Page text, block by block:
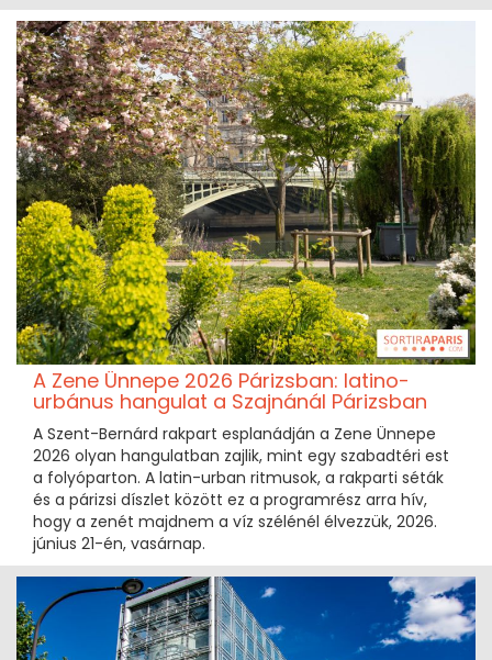
A Zene Ünnepe 2026 Párizsban: latino-
urbánus hangulat a Szajnánál Párizsban
A Szent-Bernárd rakpart esplanádján a Zene Ünnepe
2026 olyan hangulatban zajlik, mint egy szabadtéri est
a folyóparton. A latin-urban ritmusok, a rakparti séták
és a párizsi díszlet között ez a programrész arra hív,
hogy a zenét majdnem a víz szélénél élvezzük, 2026.
június 21-én, vasárnap.